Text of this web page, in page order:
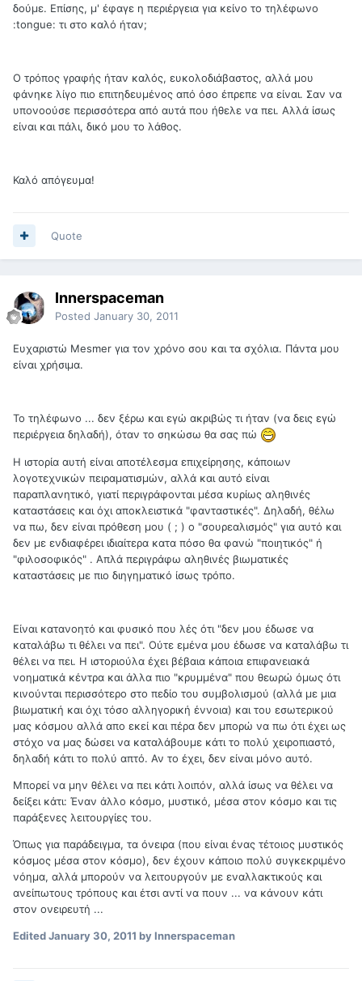
δούμε. Επίσης, μ' έφαγε η περιέργεια για κείνο το τηλέφωνο
:tongue: τι στο καλό ήταν;
Ο τρόπος γραφής ήταν καλός, ευκολοδιάβαστος, αλλά μου
φάνηκε λίγο πιο επιτηδευμένος από όσο έπρεπε να είναι. Σαν να
υπονοούσε περισσότερα από αυτά που ήθελε να πει. Αλλά ίσως
είναι και πάλι, δικό μου το λάθος.
Καλό απόγευμα!
Quote
Innerspaceman
Posted January 30, 2011
Ευχαριστώ Mesmer για τον χρόνο σου και τα σχόλια. Πάντα μου
είναι χρήσιμα.
Το τηλέφωνο ... δεν ξέρω και εγώ ακριβώς τι ήταν (να δεις εγώ
περιέργεια δηλαδή), όταν το σηκώσω θα σας πώ
Η ιστορία αυτή είναι αποτέλεσμα επιχείρησης, κάποιων
λογοτεχνικών πειραματισμών, αλλά και αυτό είναι
παραπλανητικό, γιατί περιγράφονται μέσα κυρίως αληθινές
καταστάσεις και όχι αποκλειστικά "φανταστικές". Δηλαδή, θέλω
να πω, δεν είναι πρόθεση μου ( ; ) ο "σουρεαλισμός" για αυτό και
δεν με ενδιαφέρει ιδιαίτερα κατα πόσο θα φανώ "ποιητικός" ή
"φιλοσοφικός" . Απλά περιγράφω αληθινές βιωματικές
καταστάσεις με πιο διηγηματικό ίσως τρόπο.
Είναι κατανοητό και φυσικό που λές ότι "δεν μου έδωσε να
καταλάβω τι θέλει να πει". Ούτε εμένα μου έδωσε να καταλάβω τι
θέλει να πει. Η ιστοριούλα έχει βέβαια κάποια επιφανειακά
νοηματικά κέντρα και άλλα πιο "κρυμμένα" που θεωρώ όμως ότι
κινούνται περισσότερο στο πεδίο του συμβολισμού (αλλά με μια
βιωματική και όχι τόσο αλληγορική έννοια) και του εσωτερικού
μας κόσμου αλλά απο εκεί και πέρα δεν μπορώ να πω ότι έχει ως
στόχο να μας δώσει να καταλάβουμε κάτι το πολύ χειροπιαστό,
δηλαδή κάτι το πολύ απτό. Αν το έχει, δεν είναι μόνο αυτό.
Μπορεί να μην θέλει να πει κάτι λοιπόν, αλλά ίσως να θέλει να
δείξει κάτι: Έναν άλλο κόσμο, μυστικό, μέσα στον κόσμο και τις
παράξενες λειτουργίες του.
Όπως για παράδειγμα, τα όνειρα (που είναι ένας τέτοιος μυστικός
κόσμος μέσα στον κόσμο), δεν έχουν κάποιο πολύ συγκεκριμένο
νόημα, αλλά μπορούν να λειτουργούν με εναλλακτικούς και
ανείπωτους τρόπους και έτσι αντί να πουν ... να κάνουν κάτι
στον ονειρευτή ...
EditedJanuary 30, 2011 by Innerspaceman